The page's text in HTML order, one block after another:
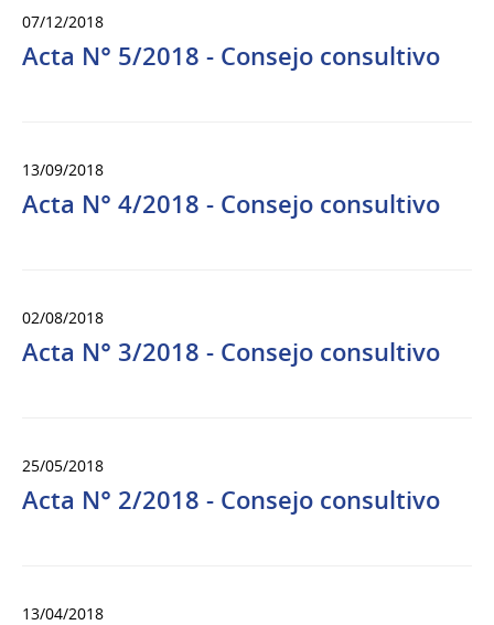
07/12/2018
Acta N° 5/2018 - Consejo consultivo
13/09/2018
Acta N° 4/2018 - Consejo consultivo
02/08/2018
Acta N° 3/2018 - Consejo consultivo
25/05/2018
Acta N° 2/2018 - Consejo consultivo
13/04/2018